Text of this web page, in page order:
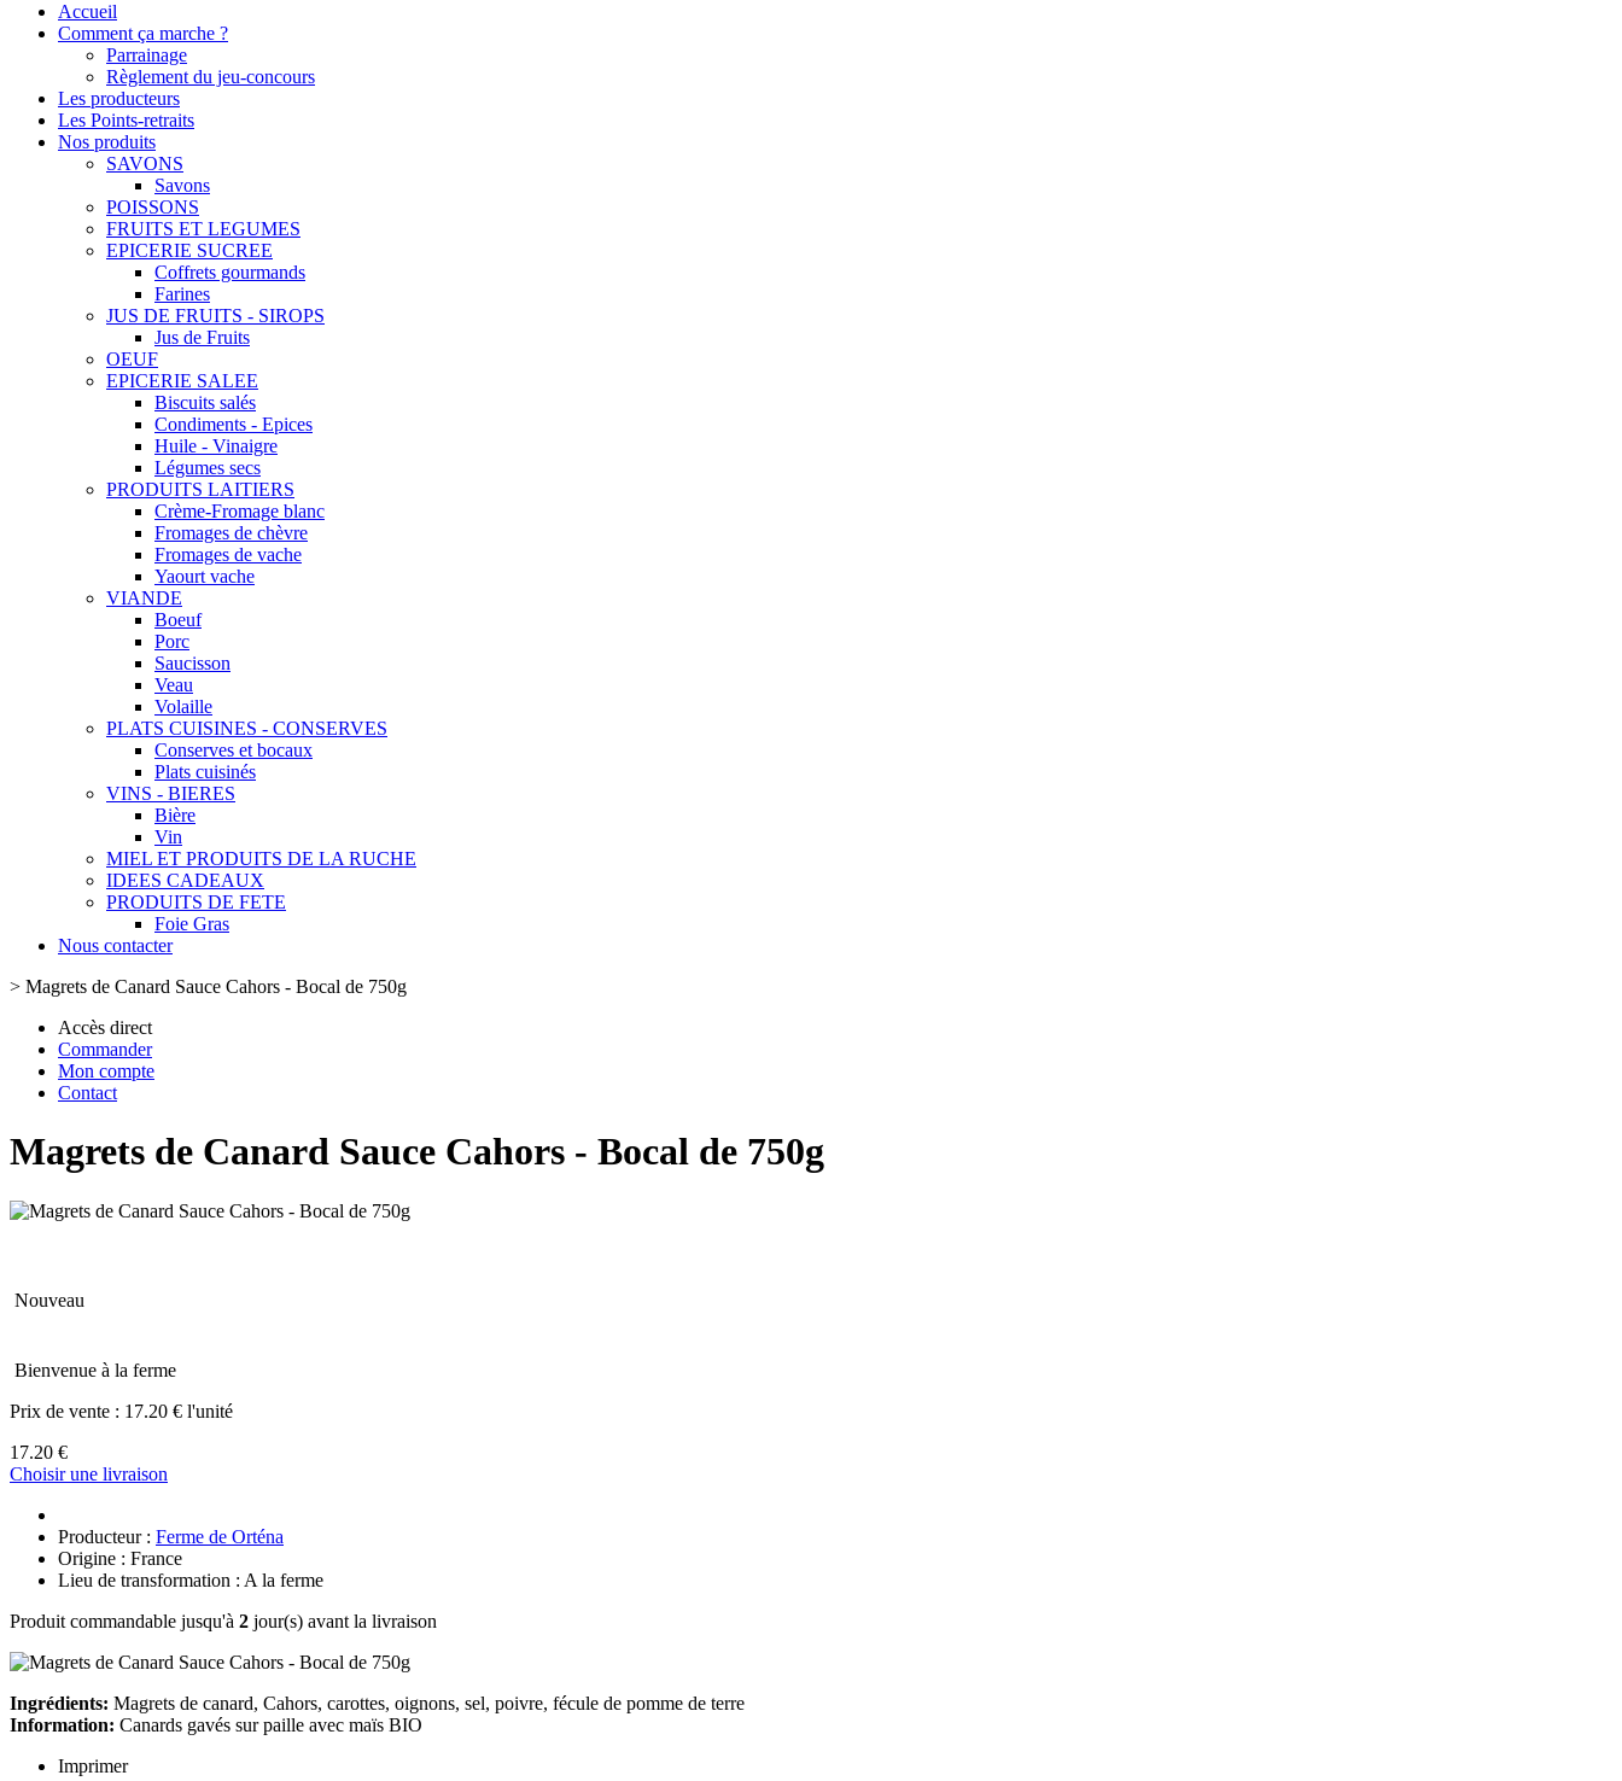
Accueil
Comment ça marche ?
Parrainage
Règlement du jeu-concours
Les producteurs
Les Points-retraits
Nos produits
SAVONS
Savons
POISSONS
FRUITS ET LEGUMES
EPICERIE SUCREE
Coffrets gourmands
Farines
JUS DE FRUITS - SIROPS
Jus de Fruits
OEUF
EPICERIE SALEE
Biscuits salés
Condiments - Epices
Huile - Vinaigre
Légumes secs
PRODUITS LAITIERS
Crème-Fromage blanc
Fromages de chèvre
Fromages de vache
Yaourt vache
VIANDE
Boeuf
Porc
Saucisson
Veau
Volaille
PLATS CUISINES - CONSERVES
Conserves et bocaux
Plats cuisinés
VINS - BIERES
Bière
Vin
MIEL ET PRODUITS DE LA RUCHE
IDEES CADEAUX
PRODUITS DE FETE
Foie Gras
Nous contacter
> Magrets de Canard Sauce Cahors - Bocal de 750g
Accès direct
Commander
Mon compte
Contact
Magrets de Canard Sauce Cahors - Bocal de 750g
Nouveau
Bienvenue à la ferme
Prix de vente : 17.20 € l'unité
17.20 €
Choisir une livraison
Producteur : Ferme de Orténa
Origine : France
Lieu de transformation : A la ferme
Produit commandable jusqu'à 2 jour(s) avant la livraison
Ingrédients: Magrets de canard, Cahors, carottes, oignons, sel, poivre, fécule de pomme de terre
Information: Canards gavés sur paille avec maïs BIO
Imprimer